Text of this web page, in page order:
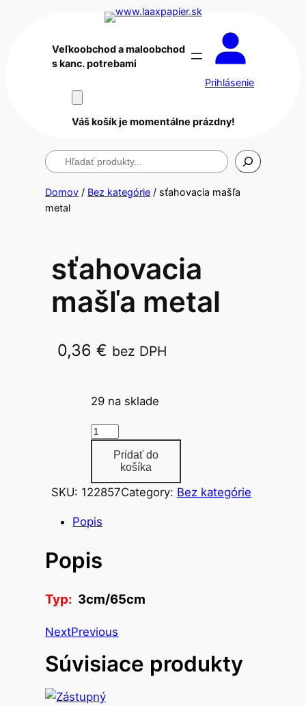
Veľkoobchod a maloobchod
s kanc. potrebami
Prihlásenie
Váš košík je momentálne prázdny!
Hľadanie
Domov / Bez kategórie / sťahovacia mašľa
metal
sťahovacia
mašľa metal
0,36€ bez DPH
29 na sklade
m
ž
s
t
o
s
a
h
v
c
Pridať do
košíka
SKU: 122857Category: Bez kategórie
Popis
Popis
Typ: 3cm/65cm
NextPrevious
Súvisiace produkty